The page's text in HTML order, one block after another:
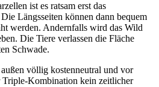
ist es ratsam erst das
Längsseiten können dann bequem
werden. Andernfalls wird das Wild
Die Tiere verlassen die Fläche
Schwade.
völlig kostenneutral und vor
Kombination kein zeitlicher